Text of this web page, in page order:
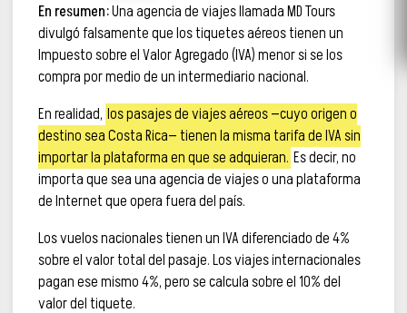
En resumen:Una agencia de viajes llamada MD Tours
divulgó falsamente que los tiquetes aéreos tienen un
Impuesto sobre el Valor Agregado (IVA) menor si se los
compra por medio de un intermediario nacional.
En realidad, los pasajes de viajes aéreos —cuyo origen o
destino sea Costa Rica— tienen la misma tarifa de IVA sin
importar la plataforma en que se adquieran. Es decir, no
importa que sea una agencia de viajes o una plataforma
de Internet que opera fuera del país.
Los vuelos nacionales tienen un IVA diferenciado de 4%
sobre el valor total del pasaje. Los viajes internacionales
pagan ese mismo 4%, pero se calcula sobre el 10% del
valor del tiquete.